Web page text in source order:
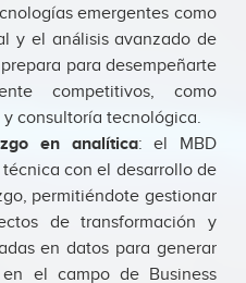
emergentes como
y el análisis avanzado de
para desempeñarte
competitivos, como
y consultoría tecnológica.
en analítica: el MBD
con el desarrollo de
permitiéndote gestionar
de transformación y
en datos para generar
el campo de Business